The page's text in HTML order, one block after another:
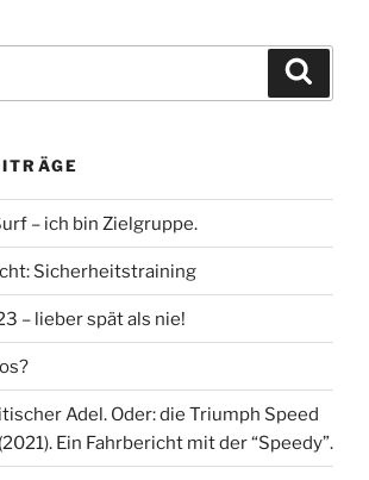
– ich bin Zielgruppe.
Sicherheitstraining
– lieber spät als nie!
Adel. Oder: die Triumph Speed
Ein Fahrbericht mit der “Speedy”.